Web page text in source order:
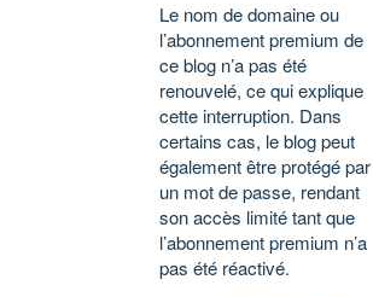
Le nom de domaine ou
l’abonnement premium de
ce blog n’a pas été
renouvelé, ce qui explique
cette interruption. Dans
certains cas, le blog peut
également être protégé par
un mot de passe, rendant
son accès limité tant que
l’abonnement premium n’a
pas été réactivé.